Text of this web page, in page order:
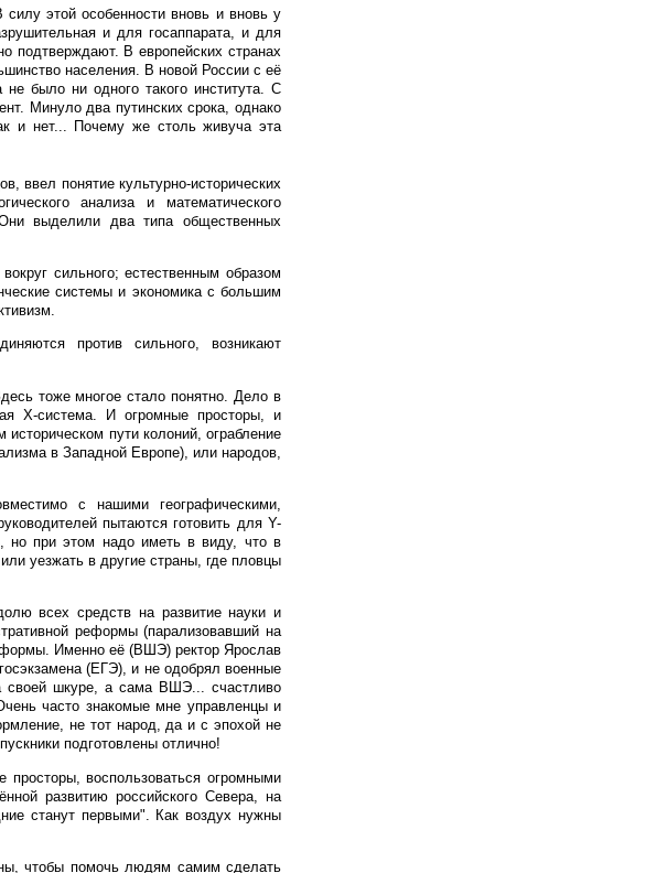
силу этой особенности вновь и вновь у
и для госаппарата, и для
подтверждают. В европейских странах
населения. В новой России с её
было ни одного такого института. С
Минуло два путинских срока, однако
и нет... Почему же столь живуча эта
ввел понятие культурно-исторических
анализа и математического
выделили два типа общественных
сильного; естественным образом
системы и экономика с большим
против сильного, возникают
тоже многое стало понятно. Дело в
Х-система. И огромные просторы, и
пути колоний, ограбление
в Западной Европе), или народов,
с нашими географическими,
пытаются готовить для Y-
но при этом надо иметь в виду, что в
уезжать в другие страны, где пловцы
всех средств на развитие науки и
реформы (парализовавший на
Именно её (ВШЭ) ректор Ярослав
(ЕГЭ), и не одобрял военные
своей шкуре, а сама ВШЭ... счастливо
часто знакомые мне управленцы и
не тот народ, да и с эпохой не
подготовлены отлично!
просторы, воспользоваться огромными
развитию российского Севера, на
станут первыми". Как воздух нужны
чтобы помочь людям самим сделать